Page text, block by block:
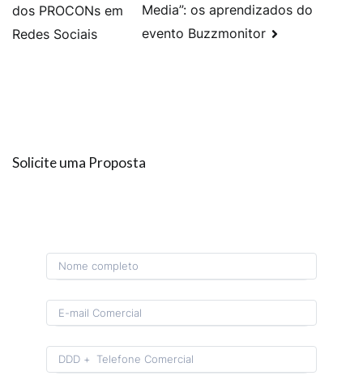
dos PROCONs em
Redes Sociais
Media”: os aprendizados do
evento Buzzmonitor
Solicite uma Proposta
Format: (00) 0 0000-0000.